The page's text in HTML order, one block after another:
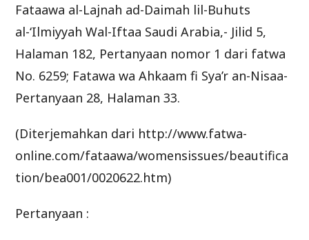
Fataawa al-Lajnah ad-Daimah lil-Buhuts
al-‘Ilmiyyah Wal-Iftaa Saudi Arabia,- Jilid 5,
Halaman 182, Pertanyaan nomor 1 dari fatwa
No. 6259; Fatawa wa Ahkaam fi Sya’r an-Nisaa-
Pertanyaan 28, Halaman 33.
(Diterjemahkan dari http://www.fatwa-
online.com/fataawa/womensissues/beautifica
tion/bea001/0020622.htm)
Pertanyaan :